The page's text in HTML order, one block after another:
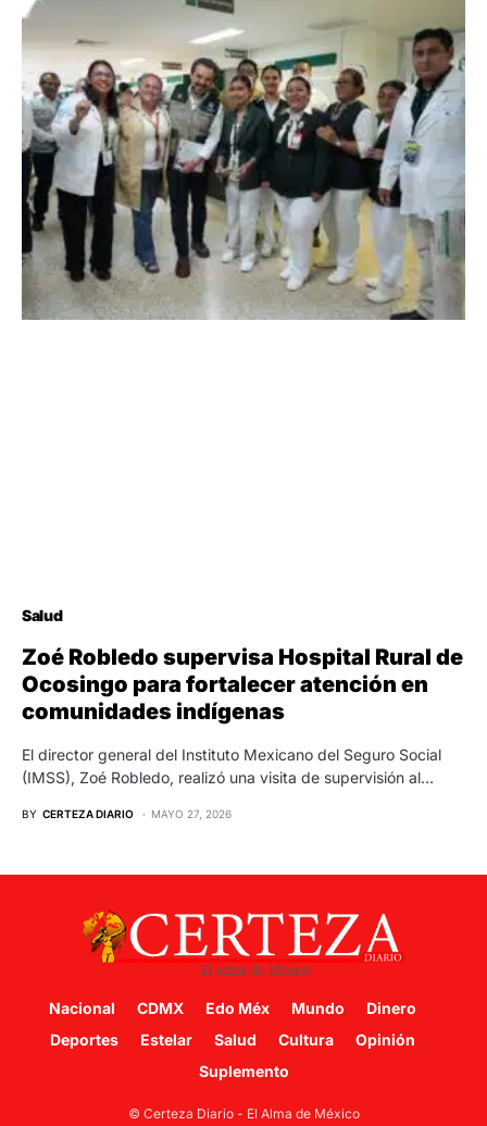
Salud
Zoé Robledo supervisa Hospital Rural de
Ocosingo para fortalecer atención en
comunidades indígenas
El director general del Instituto Mexicano del Seguro Social
(IMSS), Zoé Robledo, realizó una visita de supervisión al…
BY CERTEZA DIARIO MAYO 27, 2026
Nacional CDMX Edo Méx Mundo
Dinero
Deportes
Estelar Salud Cultura
Opinión
Suplemento
© Certeza Diario - El Alma de México